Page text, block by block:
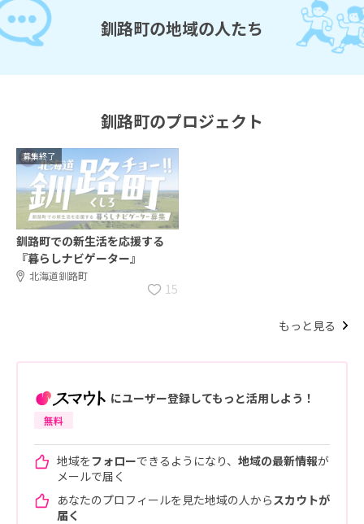
釧路町の地域の人たち
釧路町のプロジェクト
募集終了
釧路町での新生活を応援する
『暮らしナビゲーター』
北海道釧路町
15
もっと見る
にユーザー登録してもっと活用しよう！
無料
地域をフォローできるようになり、 地域の最新情報が
メールで届く
あなたのプロフィールを見た地域の人から スカウトが
届く